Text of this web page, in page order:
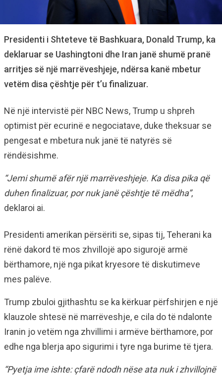
Presidenti i Shteteve të Bashkuara, Donald Trump, ka
deklaruar se Uashingtoni dhe Iran janë shumë pranë
arritjes së një marrëveshjeje, ndërsa kanë mbetur
vetëm disa çështje për t’u finalizuar.
Në një intervistë për NBC News, Trump u shpreh
optimist për ecurinë e negociatave, duke theksuar se
pengesat e mbetura nuk janë të natyrës së
rëndësishme.
“Jemi shumë afër një marrëveshjeje. Ka disa pika që
duhen finalizuar, por nuk janë çështje të mëdha”,
deklaroi ai.
Presidenti amerikan përsëriti se, sipas tij, Teherani ka
rënë dakord të mos zhvillojë apo sigurojë armë
bërthamore, një nga pikat kryesore të diskutimeve
mes palëve.
Trump zbuloi gjithashtu se ka kërkuar përfshirjen e një
klauzole shtesë në marrëveshje, e cila do të ndalonte
Iranin jo vetëm nga zhvillimi i armëve bërthamore, por
edhe nga blerja apo sigurimi i tyre nga burime të tjera.
“Pyetja ime ishte: çfarë ndodh nëse ata nuk i zhvillojnë